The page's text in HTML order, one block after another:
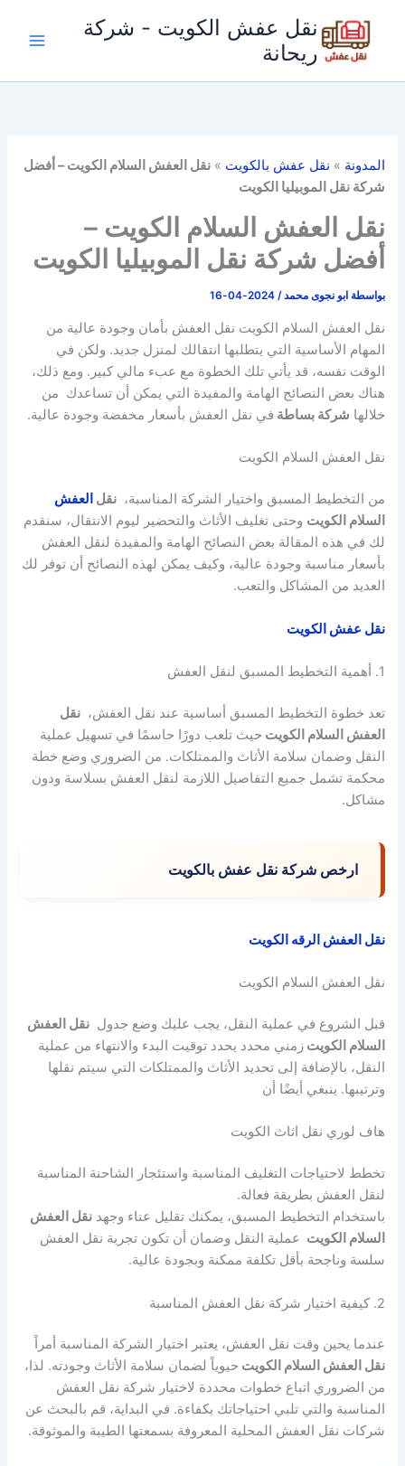
المحتوى
نقل عفش الكويت - شركة
ريحانة
المدونة » نقل عفش بالكويت »نقل العفش السلام الكويت – أفضل
شركة نقل الموبيليا الكويت
نقل العفش السلام الكويت –
أفضل شركة نقل الموبيليا الكويت
بواسطة ابو نجوى محمد/
2024-04-16
نقل العفش السلام الكويت نقل العفش بأمان وجودة عالية من
المهام الأساسية التي يتطلبها انتقالك لمنزل جديد. ولكن في
الوقت نفسه، قد يأتي تلك الخطوة مع عبء مالي كبير. ومع ذلك،
هناك بعض النصائح الهامة والمفيدة التي يمكن أن تساعدك من
خلالها شركة بساطة في نقل العفش بأسعار مخفضة وجودة عالية.
نقل العفش السلام الكويت
من التخطيط المسبق واختيار الشركة المناسبة،نقل العفش
السلام الكويت وحتى تغليف الأثاث والتحضير ليوم الانتقال، سنقدم
لك في هذه المقالة بعض النصائح الهامة والمفيدة لنقل العفش
بأسعار مناسبة وجودة عالية، وكيف يمكن لهذه النصائح أن توفر لك
العديد من المشاكل والتعب.
نقل عفش الكويت
1. أهمية التخطيط المسبق لنقل العفش
تعد خطوة التخطيط المسبق أساسية عند نقل العفش،نقل
العفش السلام الكويت حيث تلعب دورًا حاسمًا في تسهيل عملية
النقل وضمان سلامة الأثاث والممتلكات. من الضروري وضع خطة
محكمة تشمل جميع التفاصيل اللازمة لنقل العفش بسلاسة ودون
مشاكل.
ارخص شركة نقل عفش بالكويت
نقل العفش الرقه الكويت
نقل العفش السلام الكويت
قبل الشروع في عملية النقل، يجب عليك وضع جدولنقل العفش
السلام الكويتزمني محدد يحدد توقيت البدء والانتهاء من عملية
النقل، بالإضافة إلى تحديد الأثاث والممتلكات التي سيتم نقلها
وترتيبها. ينبغي أيضًا أن
هاف لوري نقل اثاث الكويت
تخطط لاحتياجات التغليف المناسبة واستئجار الشاحنة المناسبة
لنقل العفش بطريقة فعالة.
باستخدام التخطيط المسبق، يمكنك تقليل عناء وجهدنقل العفش
السلام الكويت عملية النقل وضمان أن تكون تجربة نقل العفش
سلسة وناجحة بأقل تكلفة ممكنة وبجودة عالية.
2. كيفية اختيار شركة نقل العفش المناسبة
عندما يحين وقت نقل العفش، يعتبر اختيار الشركة المناسبة أمراً
نقل العفش السلام الكويت حيوياً لضمان سلامة الأثاث وجودته. لذا،
من الضروري اتباع خطوات محددة لاختيار شركة نقل العفش
المناسبة والتي تلبي احتياجاتك بكفاءة. في البداية، قم بالبحث عن
شركات نقل العفش المحلية المعروفة بسمعتها الطيبة والموثوقة.